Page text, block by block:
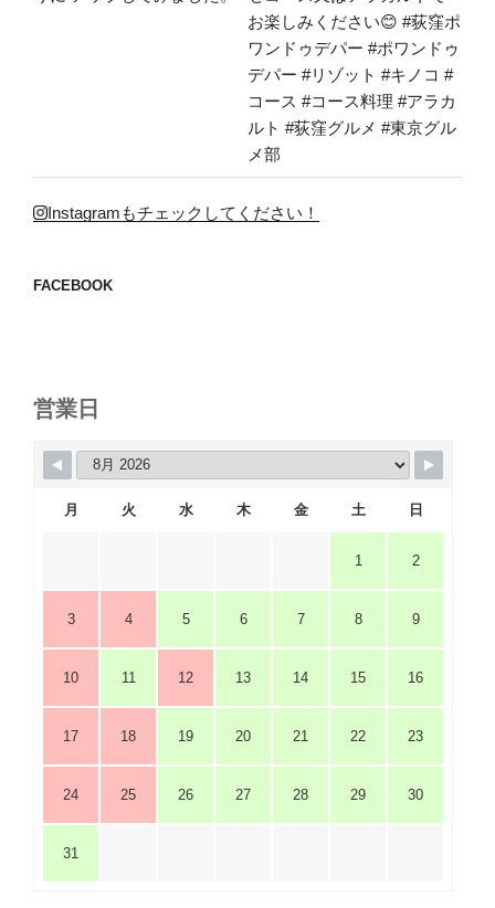
Instagramもチェックしてください！
FACEBOOK
営業日
月 火 水 木 金 土 日
1 2
3 4 5 6 7 8 9
10 11 12 13 14 15 16
17 18 19 20 21 22 23
24 25 26 27 28 29 30
31